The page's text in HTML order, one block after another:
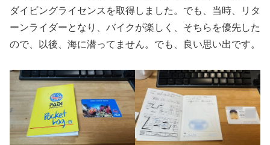
ダイビングライセンスを取得しました。でも、当時、リタ
ーンライダーとなり、バイクが楽しく、そちらを優先した
ので、以後、海に潜ってません。でも、良い思い出です。